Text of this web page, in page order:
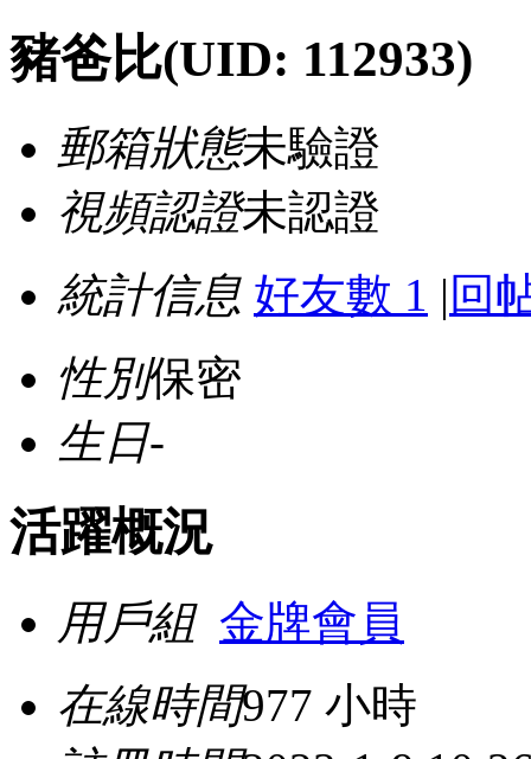
豬爸比(UID: 112933)
郵箱狀態未驗證
視頻認證未認證
統計信息 好友數 1 | 回
性別保密
生日-
活躍概況
用戶組 金牌會員
在線時間977 小時